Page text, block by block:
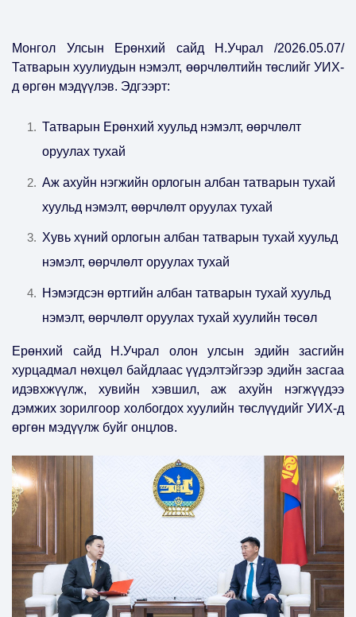
Монгол Улсын Ерөнхий сайд Н.Учрал /2026.05.07/
Татварын хуулиудын нэмэлт, өөрчлөлтийн төслийг УИХ-
д өргөн мэдүүлэв. Эдгээрт:
Татварын Ерөнхий хуульд нэмэлт, өөрчлөлт
оруулах тухай
Аж ахуйн нэгжийн орлогын албан татварын тухай
хуульд нэмэлт, өөрчлөлт оруулах тухай
Хувь хүний орлогын албан татварын тухай хуульд
нэмэлт, өөрчлөлт оруулах тухай
Нэмэгдсэн өртгийн албан татварын тухай хуульд
нэмэлт, өөрчлөлт оруулах тухай хуулийн төсөл
Ерөнхий сайд Н.Учрал олон улсын эдийн засгийн
хурцадмал нөхцөл байдлаас үүдэлтэйгээр эдийн засгаа
идэвхжүүлж, хувийн хэвшил, аж ахуйн нэгжүүдээ
дэмжих зорилгоор холбогдох хуулийн төслүүдийг УИХ-д
өргөн мэдүүлж буйг онцлов.